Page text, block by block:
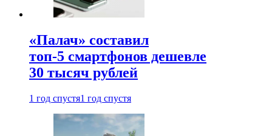
«Палач» составил
топ-5 смартфонов дешевле
30 тысяч рублей
1 год спустя1 год спустя